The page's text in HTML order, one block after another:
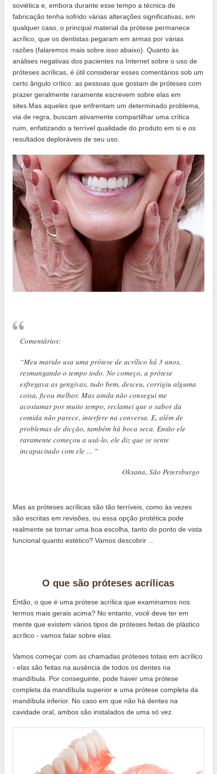
soviética e, embora durante esse tempo a técnica de
fabricação tenha sofrido várias alterações significativas, em
qualquer caso, o principal material da prótese permanece
acrílico, que os dentistas pegaram em armas por várias
razões (falaremos mais sobre isso abaixo). Quanto às
análises negativas dos pacientes na Internet sobre o uso de
próteses acrílicas, é útil considerar esses comentários sob um
certo ângulo crítico: as pessoas que gostam de próteses com
prazer geralmente raramente escrevem sobre elas em
sites.Mas aqueles que enfrentam um determinado problema,
via de regra, buscam ativamente compartilhar uma crítica
ruim, enfatizando a terrível qualidade do produto em si e os
resultados deploráveis ​​de seu uso.
Comentários:
“Meu marido usa uma prótese de acrílico há 3 anos,
resmungando o tempo todo. No começo, a prótese
esfregava as gengivas, tudo bem, desceu, corrigiu alguma
coisa, ficou melhor. Mas ainda não consegui me
acostumar por muito tempo, reclamei que o sabor da
comida não parece, interfere na conversa. E, além de
problemas de dicção, também há boca seca. Então ele
raramente começou a usá-lo, ele diz que se sente
incapacitado com ele ... "
Oksana, São Petersburgo
Mas as próteses acrílicas são tão terríveis, como às vezes
são escritas em revisões, ou essa opção protética pode
realmente se tornar uma boa escolha, tanto do ponto de vista
funcional quanto estético? Vamos descobrir ...
O que são próteses acrílicas
Então, o que é uma prótese acrílica que examinamos nos
termos mais gerais acima? No entanto, você deve ter em
mente que existem vários tipos de próteses feitas de plástico
acrílico - vamos falar sobre elas.
Vamos começar com as chamadas próteses totais em acrílico
- elas são feitas na ausência de todos os dentes na
mandíbula. Por conseguinte, pode haver uma prótese
completa da mandíbula superior e uma prótese completa da
mandíbula inferior. No caso em que não há dentes na
cavidade oral, ambos são instalados de uma só vez.